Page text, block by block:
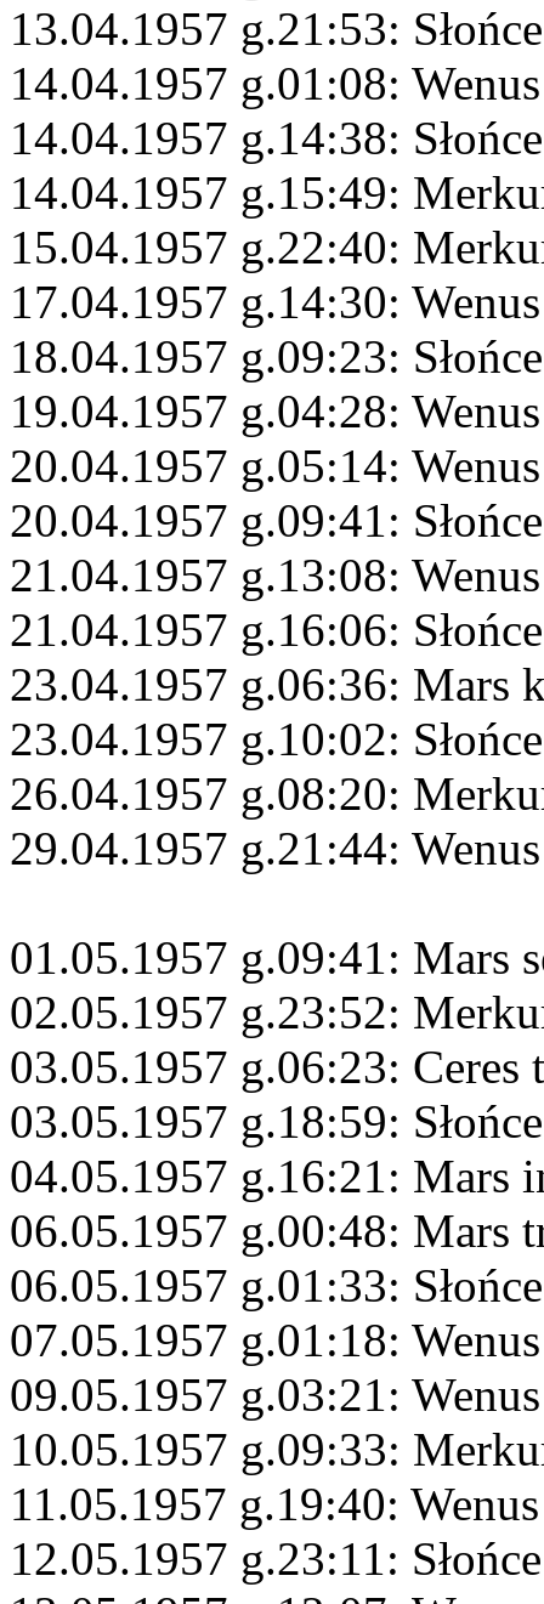
13.04.1957 g.21:53:
14.04.1957 g.01:08:
14.04.1957 g.14:38:
14.04.1957 g.15:49:
15.04.1957 g.22:40:
17.04.1957 g.14:30:
18.04.1957 g.09:23:
19.04.1957 g.04:28:
20.04.1957 g.05:14:
20.04.1957 g.09:41:
21.04.1957 g.13:08:
21.04.1957 g.16:06:
23.04.1957 g.06:36: Mars
23.04.1957 g.10:02:
26.04.1957 g.08:20:
29.04.1957 g.21:44:
01.05.1957 g.09:41: Mars
02.05.1957 g.23:52:
03.05.1957 g.06:23: Ceres
03.05.1957 g.18:59:
04.05.1957 g.16:21: Mars
06.05.1957 g.00:48: Mars
06.05.1957 g.01:33:
07.05.1957 g.01:18:
09.05.1957 g.03:21:
10.05.1957 g.09:33:
11.05.1957 g.19:40:
12.05.1957 g.23:11: